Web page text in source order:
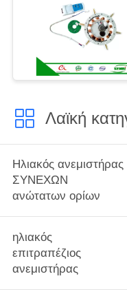
Λαϊκή
Ηλιακός ανεμιστήρας
ΣΥΝΕΧΩΝ
ανώτατων ορίων
ηλιακός
επιτραπέζιος
ανεμιστήρας